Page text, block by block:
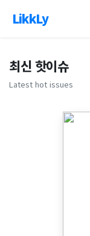
LikkLy
최신 핫이슈
Latest hot issues